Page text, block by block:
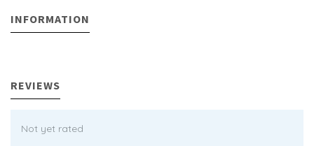
INFORMATION
REVIEWS
Not yet rated